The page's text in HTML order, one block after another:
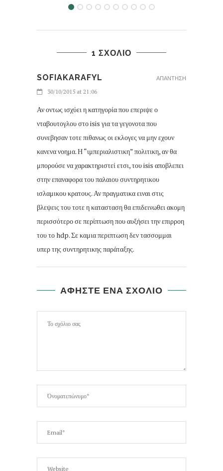
1 ΣΧΟΛΙΟ
SOFIAKARAFYL
30/10/2015 at 21:06
Αν οντως ισχύει η κατηγορία που επεριψε ο
νταβουτογλου στο isis για τα γεγονοτα που
συνεβησαν τοτε πιθανως οι εκλογες να μην εχουν
κανενα νοημα. Η “ιμπεριαλιστικη” πολιτικη, αν θα
μπορούσε να χαρακτηριστεί ετσι, του isis αποβλεπει
στην επαναφορα του παλαιου συντηρητικου
ισλαμικου κρατους. Αν πραγματικα ειναι στις
βλεψεις του τοτε η κατασταση θα επιδεινωθει ακομη
περισσότερο σε περίπτωση που αυξήσει την επιρροη
του το hdp. Σε καμια περιπτωση δεν τασσομμαι
υπερ της συντηρητικης παράταξης.
ΑΠΑΝΤΗΣΗ
ΑΦΗΣΤΕ ΕΝΑ ΣΧΟΛΙΟ